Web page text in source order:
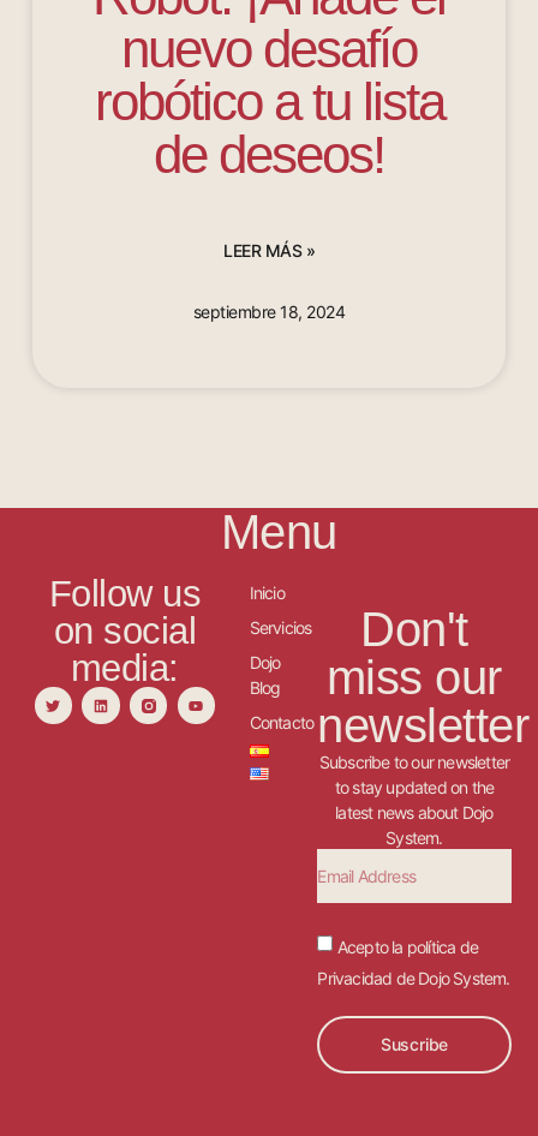
nuevo desafío
robótico a tu lista
de deseos!
LEER MÁS »
septiembre 18, 2024
Follow us
on social
media:
Menu
Inicio
Servicios
Dojo
Blog
Contacto
Don't
miss our
newsletter
Subscribe to our newsletter
to stay updated on the
latest news about Dojo
System.
Acepto la política de
Privacidad de Dojo System.
Suscribe